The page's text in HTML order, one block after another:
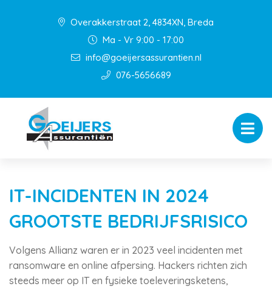
Overakkerstraat 2, 4834XN, Breda
Ma - Vr 9:00 - 17:00
info@goeijersassurantien.nl
076-5656689
IT-INCIDENTEN IN 2024
GROOTSTE BEDRIJFSRISICO
Volgens Allianz waren er in 2023 veel incidenten met
ransomware en online afpersing. Hackers richten zich
steeds meer op IT en fysieke toeleveringsketens,